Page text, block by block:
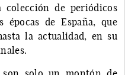
colección de periódicos
épocas de España, que
la actualidad, en su